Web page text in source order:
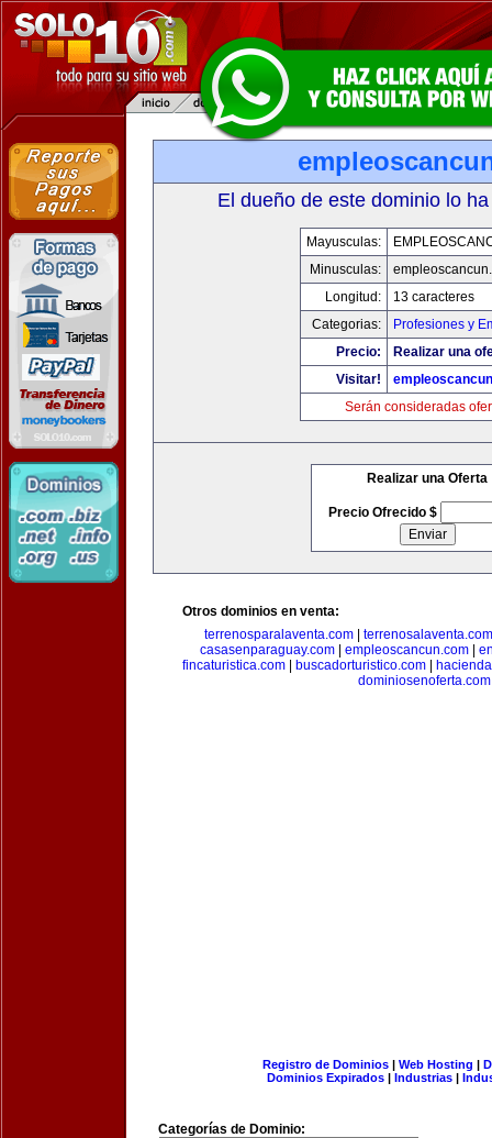
El dueño de este dominio lo
Mayusculas:
Minusculas:
Longitud:
13 caracteres
Categorias:
Profesiones y
Precio:
Realizar una
Visitar!
Serán consideradas
Realizar una Oferta
Precio Ofrecido $
Otros dominios en venta:
terrenosparalaventa.com
terrenosalaventa.com
casasenparaguay.com| empleoscancun.com|
fincaturistica.com
buscadorturistico.com
dominiosenoferta.com
Registro de Dominios| Web Hosting |
Dominios Expirados | Industrias |
Categorías de Dominio: